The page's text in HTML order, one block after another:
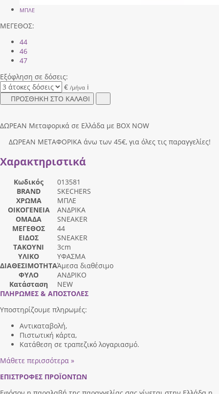
ΜΠΛΕ
ΜΕΓΕΘΟΣ:
44
46
47
Εξόφληση σε δόσεις:
€ /μήνα i
ΠΡΟΣΘΗΚΗ ΣΤΟ ΚΑΛΑΘΙ
ΔΩΡΕΑΝ Μεταφορικά σε Ελλάδα με BOX NOW
ΔΩΡΕΑΝ ΜΕΤΑΦΟΡΙΚΑ άνω των 45€, για όλες τις παραγγελίες!
Χαρακτηριστικά
Κωδικός
013581
BRAND
SKECHERS
ΧΡΩΜΑ
ΜΠΛΕ
ΟΙΚΟΓΕΝΕΙΑ
ΑΝΔΡΙΚΑ
ΟΜΑΔΑ
SNEAKER
ΜΕΓΕΘΟΣ
44
ΕΙΔΟΣ
SNEAKER
ΤΑΚΟΥΝΙ
3cm
ΥΛΙΚΟ
ΥΦΑΣΜΑ
ΔΙΑΘΕΣΙΜΟΤΗΤΑΆμεσα διαθέσιμο
ΦΥΛΟ
ΑΝΔΡΙΚΟ
Κατάσταση
NEW
ΠΛΗΡΩΜΕΣ & ΑΠΟΣΤΟΛΕΣ
Υποστηρίζουμε πληρωμές:
Αντικαταβολή,
Πιστωτική κάρτα,
Κατάθεση σε τραπεζικό λογαριασμό.
Μάθετε περισσότερα »
ΕΠΙΣΤΡΟΦΕΣ ΠΡΟΪΟΝΤΩΝ